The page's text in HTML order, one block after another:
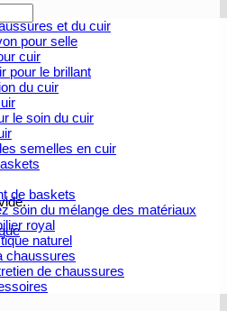
et du cuir
pour selle
cuir
pour le brillant
du cuir
le soin du cuir
semelles en cuir
de baskets
soin du mélange des matériaux
royal
naturel
chaussures
de chaussures